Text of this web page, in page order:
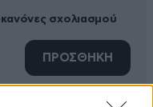
σχολιασμού
ΠΡΟΣΘΗΚΗ